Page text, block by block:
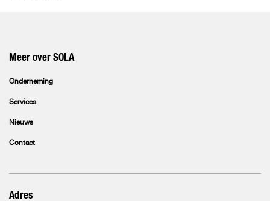
Meer over SOLA
Onderneming
Services
Nieuws
Contact
Adres